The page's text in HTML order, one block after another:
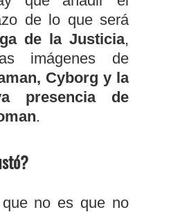
de lo que será
de la Justicia,
imágenes de
Cyborg y la
presencia de
.
no es que no